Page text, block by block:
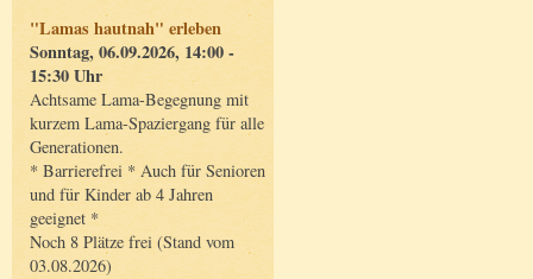
"Lamas hautnah" erleben
Sonntag, 06.09.2026, 14:00 -
15:30 Uhr
Achtsame Lama-Begegnung mit
kurzem Lama-Spaziergang für alle
Generationen.
* Barrierefrei * Auch für Senioren
und für Kinder ab 4 Jahren
geeignet *
Noch 8 Plätze frei (Stand vom
03.08.2026)